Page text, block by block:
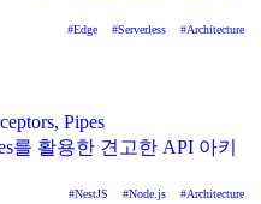
#Edge #Serverless #Architecture
Pipes
를 활용한 견고한 API 아키
#NestJS #Node.js #Architecture